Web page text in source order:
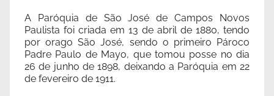
A Paróquia de São José de Campos Novos
Paulista foi criada em 13 de abril de 1880, tendo
por orago São José, sendo o primeiro Pároco
Padre Paulo de Mayo, que tomou posse no dia
26 de junho de 1898, deixando a Paróquia em 22
de fevereiro de 1911.